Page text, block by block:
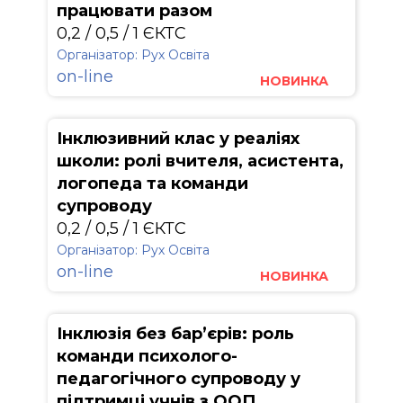
працювати разом
0,2 / 0,5 / 1 ЄКТС
Організатор: Рух Освіта
on-line НОВИНКА
Інклюзивний клас у реаліях
школи: ролі вчителя, асистента,
логопеда та команди
супроводу
0,2 / 0,5 / 1 ЄКТС
Організатор: Рух Освіта
on-line НОВИНКА
Інклюзія без бар’єрів: роль
команди психолого-
педагогічного супроводу у